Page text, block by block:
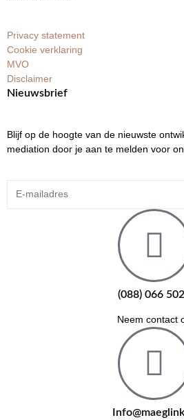
Privacy statement
Cookie verklaring
MVO
Disclaimer
Nieuwsbrief
Blijf op de hoogte van de nieuwste
mediation door je aan te melden voor
(088) 066
Neem contact